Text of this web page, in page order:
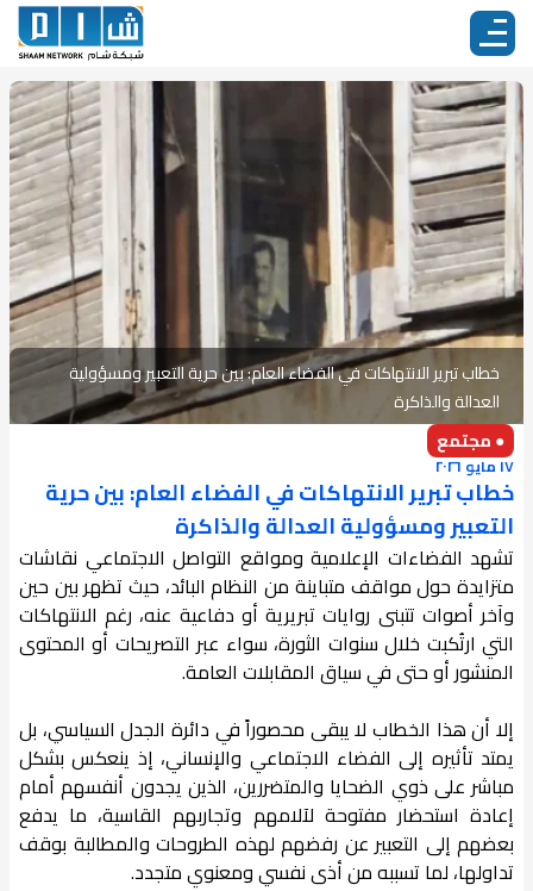
خطاب تبرير الانتهاكات في الفضاء العام: بين حرية التعبير ومسؤولية
العدالة والذاكرة
● مجتمع
١٧ مايو ٢٠٢٦
خطاب تبرير الانتهاكات في الفضاء العام: بين حرية
التعبير ومسؤولية العدالة والذاكرة
تشهد الفضاءات الإعلامية ومواقع التواصل الاجتماعي نقاشات
متزايدة حول مواقف متباينة من النظام البائد، حيث تظهر بين حين
وآخر أصوات تتبنى روايات تبريرية أو دفاعية عنه، رغم الانتهاكات
التي ارتُكبت خلال سنوات الثورة، سواء عبر التصريحات أو المحتوى
المنشور أو حتى في سياق المقابلات العامة.
إلا أن هذا الخطاب لا يبقى محصوراً في دائرة الجدل السياسي، بل
يمتد تأثيره إلى الفضاء الاجتماعي والإنساني، إذ ينعكس بشكل
مباشر على ذوي الضحايا والمتضررين، الذين يجدون أنفسهم أمام
إعادة استحضار مفتوحة لآلامهم وتجاربهم القاسية، ما يدفع
بعضهم إلى التعبير عن رفضهم لهذه الطروحات والمطالبة بوقف
تداولها، لما تسببه من أذى نفسي ومعنوي متجدد.